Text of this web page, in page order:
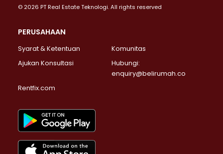
© 2026 PT Real Estate Teknologi. All rights reserved
PERUSAHAAN
Syarat & Ketentuan
Komunitas
Ajukan Konsultasi
Hubungi:
enquiry@belirumah.co
Rentfix.com